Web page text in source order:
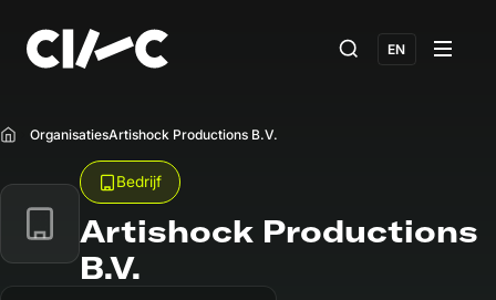
EN
Home
OrganisatiesArtishock Productions B.V.
Bedrijf
Artishock Productions
B.V.